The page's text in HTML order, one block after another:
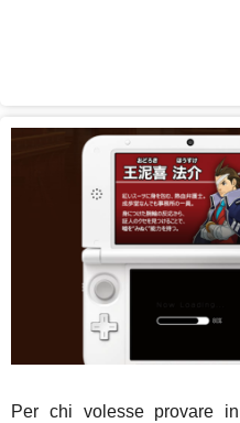
Per chi volesse provare